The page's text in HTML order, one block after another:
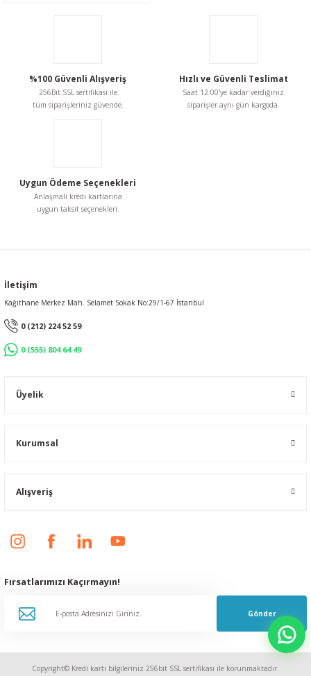
%100 Güvenli Alışveriş
256Bit SSL sertifikası ile
tüm siparişleriniz güvende.
Hızlı ve Güvenli Teslimat
Saat 12:00'ye kadar verdiğiniz
siparişler aynı gün kargoda.
Uygun Ödeme Seçenekleri
Anlaşmalı kredi kartlarına
uygun taksit seçenekleri.
İletişim
Kağıthane Merkez Mah. Selamet Sokak No:29/1-67 İstanbul
0 (212) 224 52 59
0 (555) 804 64 49
Üyelik
Kurumsal
Alışveriş
Fırsatlarımızı Kaçırmayın!
Gönder
Copyright© Kredi kartı bilgileriniz 256bit SSL sertifikası ile korunmaktadır.